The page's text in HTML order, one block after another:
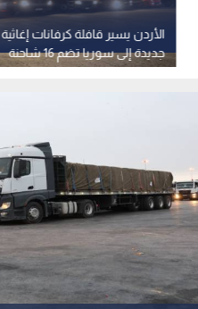
الأردن يسير قافلة كرفانات إغاثية
جديدة إلى سوريا تضم 16 شاحنة